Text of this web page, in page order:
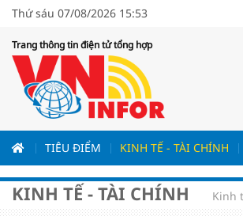
Thứ sáu 07/08/2026 15:53
Trang thông tin điện tử tổng hợp
TIÊU ĐIỂM KINH TẾ - TÀI CHÍNH
KINH TẾ - TÀI CHÍNH Kinh